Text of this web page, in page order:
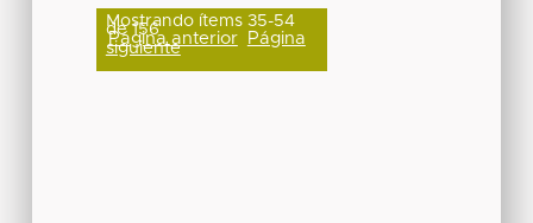
Mostrando ítems 35-54
de 156
Página anterior Página
siguiente